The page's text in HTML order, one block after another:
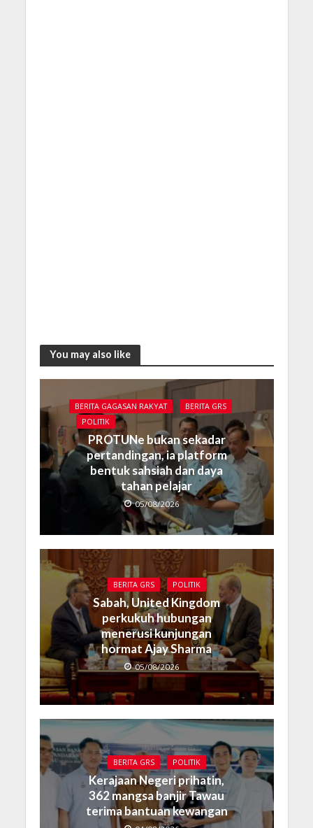
You may also like
BERITA GAGASAN RAKYAT
BERITA GRS
POLITIK
PROTUNe bukan sekadar
pertandingan, ia platform
bentuk sahsiah dan daya
tahan pelajar
05/08/2026
BERITA GRS POLITIK
Sabah, United Kingdom
perkukuh hubungan
menerusi kunjungan
hormat Ajay Sharma
05/08/2026
BERITA GRS POLITIK
Kerajaan Negeri prihatin,
362 mangsa banjir Tawau
terima bantuan kewangan